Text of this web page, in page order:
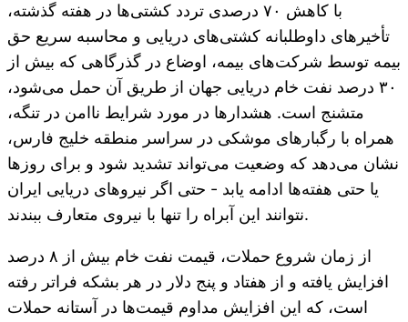
با کاهش ۷۰ درصدی تردد کشتی‌ها در هفته گذشته،
تأخیرهای داوطلبانه کشتی‌های دریایی و محاسبه سریع حق
بیمه توسط شرکت‌های بیمه، اوضاع در گذرگاهی که بیش از
۳۰ درصد نفت خام دریایی جهان از طریق آن حمل می‌شود،
متشنج است. هشدارها در مورد شرایط ناامن در تنگه،
همراه با رگبارهای موشکی در سراسر منطقه خلیج فارس،
نشان می‌دهد که وضعیت می‌تواند تشدید شود و برای روزها
یا حتی هفته‌ها ادامه یابد - حتی اگر نیروهای دریایی ایران
نتوانند این آبراه را تنها با نیروی متعارف ببندند.
از زمان شروع حملات، قیمت نفت خام بیش از ۸ درصد
افزایش یافته و از هفتاد و پنج دلار در هر بشکه فراتر رفته
است، که این افزایش مداوم قیمت‌ها در آستانه حملات